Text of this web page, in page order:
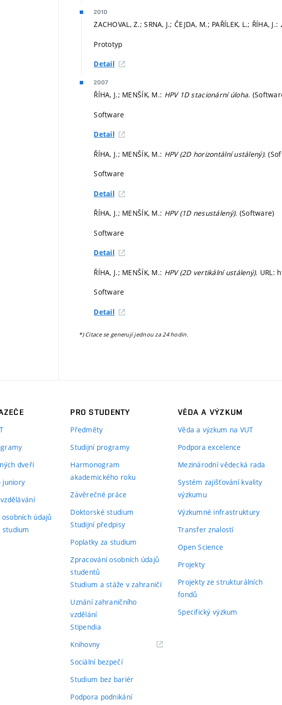
2010
ZACHOVAL, Z.; SRNA, J.; ČEJDA, M.; PAŘÍLEK, L.; ŘÍHA, J.:
Prototyp
Detail
2007
ŘÍHA, J.; MENŠÍK, M.: HPV 1D stacionární úloha.
Software
Detail
ŘÍHA, J.; MENŠÍK, M.: HPV (2D horizontální ustálený).
Software
Detail
ŘÍHA, J.; MENŠÍK, M.: HPV (1D nesustálený). (Software)
Software
Detail
ŘÍHA, J.; MENŠÍK, M.: HPV (2D vertikální ustálený). URL:
Software
Detail
*) Citace se generují jednou za 24 hodin.
dveří
juniory
údajů
studium
PRO STUDENTY
Předměty
Studijní programy
Harmonogram
akademického roku
Závěrečné práce
Doktorské studium
Studijní předpisy
Poplatky za studium
Zpracování osobních údajů
studentů
Studium a stáže v zahraničí
Uznání zahraničního
vzdělání
Stipendia
Knihovny(externí
Sociální bezpečí
Studium bez bariér
Podpora podnikání
VĚDA A VÝZKUM
Věda a výzkum na VUT
Podpora excelence
Mezinárodní vědecká rada
Systém zajišťování kvality
výzkumu
Výzkumné infrastruktury
Transfer znalostí
Open Science
Projekty
Projekty ze strukturálních
fondů
Specifický výzkum